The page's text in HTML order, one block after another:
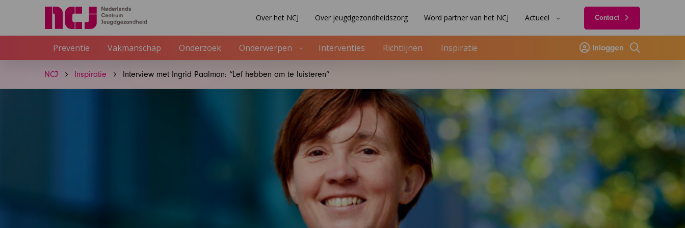
Over het NCJ Over jeugdgezondheidszorg Word partner van het NCJ Actueel Contact
Preventie Vakmanschap Onderzoek Onderwerpen Interventies Richtlijnen Inspiratie Inloggen
Zoeken
NCJ Inspiratie Interview met Ingrid Paalman: “Lef hebben om te luisteren”